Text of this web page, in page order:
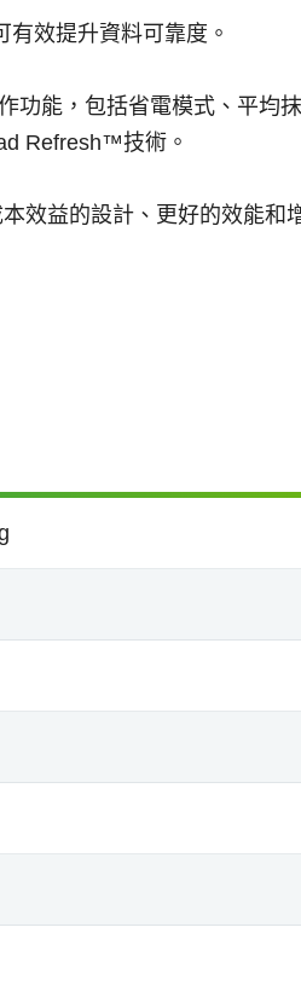
效提升資料可靠度。
能，包括省電模式、平均
Refresh™技術。
效益的設計、更好的效能和